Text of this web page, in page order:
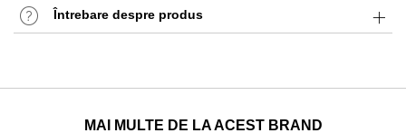
Întrebare despre produs
MAI MULTE DE LA ACEST BRAND